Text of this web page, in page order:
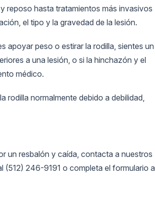
reposo hasta tratamientos más invasivos
el tipo y la gravedad de la lesión.
apoyar peso o estirar la rodilla, sientes un
a una lesión, o si la hinchazón y el
médico.
rodilla normalmente debido a debilidad,
un resbalón y caída, contacta a nuestros
(512) 246-9191 o completa el formulario a